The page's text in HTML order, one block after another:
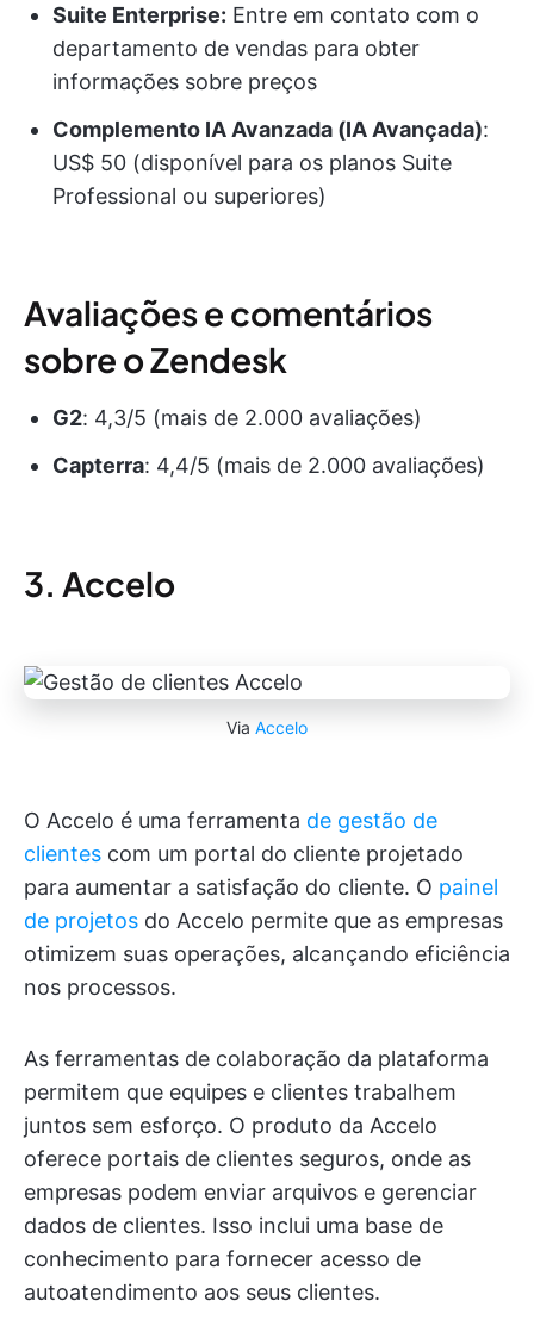
Suite Enterprise: Entre em contato com o
departamento de vendas para obter
informações sobre preços
Complemento IA Avanzada (IA Avançada):
US$ 50 (disponível para os planos Suite
Professional ou superiores)
Avaliações e comentários
sobre o Zendesk
G2: 4,3/5 (mais de 2.000 avaliações)
Capterra: 4,4/5 (mais de 2.000 avaliações)
3. Accelo
Via Accelo
O Accelo é uma ferramenta de gestão de
clientes com um portal do cliente projetado
para aumentar a satisfação do cliente. O painel
de projetos do Accelo permite que as empresas
otimizem suas operações, alcançando eficiência
nos processos.
As ferramentas de colaboração da plataforma
permitem que equipes e clientes trabalhem
juntos sem esforço. O produto da Accelo
oferece portais de clientes seguros, onde as
empresas podem enviar arquivos e gerenciar
dados de clientes. Isso inclui uma base de
conhecimento para fornecer acesso de
autoatendimento aos seus clientes.